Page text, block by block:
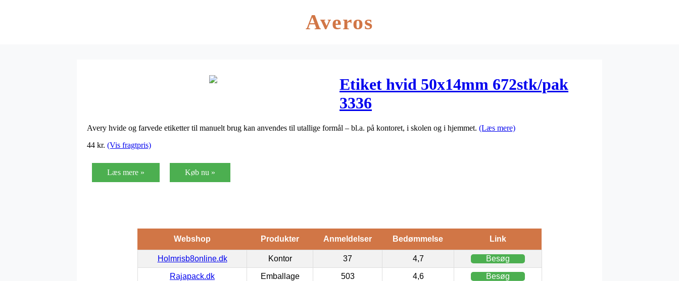
Averos
Etiket hvid 50x14mm 672stk/pak
3336
Avery hvide og farvede etiketter til manuelt brug kan anvendes til utallige formål – bl.a. på kontoret, i skolen og i hjemmet. (Læs mere)
44 kr. (Vis fragtpris)
Læs mere » Køb nu »
Webshop Produkter Anmeldelser Bedømmelse Link
Holmrisb8online.dk Kontor 37 4,7 Besøg
Rajapack.dk Emballage 503 4,6 Besøg